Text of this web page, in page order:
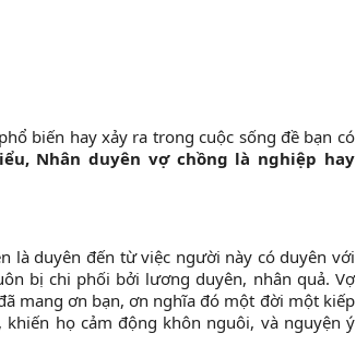
biến hay xảy ra trong cuộc sống đề bạn có
Nhân duyên vợ chồng là nghiệp hay
là duyên đến từ việc người này có duyên với
bị chi phối bởi lương duyên, nhân quả. Vợ
mang ơn bạn, ơn nghĩa đó một đời một kiếp
họ cảm động khôn nguôi, và nguyện ý